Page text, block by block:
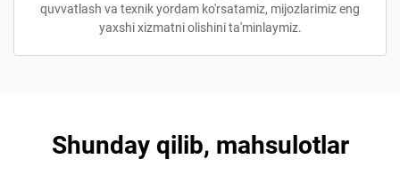
quvvatlash va texnik yordam ko'rsatamiz, mijozlarimiz eng
yaxshi xizmatni olishini ta'minlaymiz.
Shunday qilib, mahsulotlar